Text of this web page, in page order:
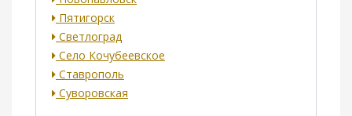
Пятигорск
Светлоград
Село Кочубеевское
Ставрополь
Суворовская